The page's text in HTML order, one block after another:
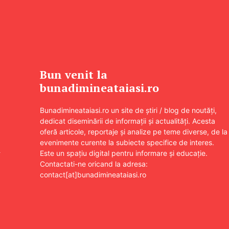
Bun venit la
bunadimineataiasi.ro
Bunadimineataiasi.ro un site de știri / blog de noutăți,
dedicat diseminării de informații și actualități. Acesta
oferă articole, reportaje și analize pe teme diverse, de la
evenimente curente la subiecte specifice de interes.
Este un spațiu digital pentru informare și educație.
Contactati-ne oricand la adresa:
contact[at]bunadimineataiasi.ro